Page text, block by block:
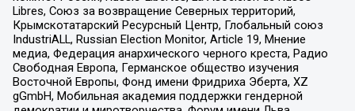
Libres, Союз за возвращение Северных территорий,
Крымскотатарский Ресурсный Центр, Глобальный союз
IndustriALL, Russian Election Monitor, Article 19, Мнение
медиа, Федерация анархического черного креста, Радио
Свободная Европа, Германское общество изучения
Восточной Европы, Фонд имени Фридриха Эберта, XZ
gGmbH, Мобильная академия поддержки гендерной